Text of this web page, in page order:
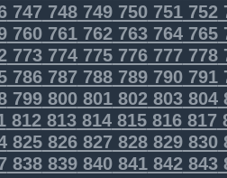
747748749750751752
760761762763764765
773774775776777778
786787788789790791
799800801802803804
812813814815816817
825826827828829830
838839840841842843